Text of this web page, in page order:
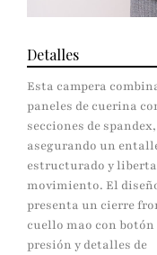
Detalles
Esta campera
paneles de cuerina
secciones de spandex,
asegurando un
estructurado y
movimiento. El
presenta un cierre
cuello mao con botón
presión y detalles de